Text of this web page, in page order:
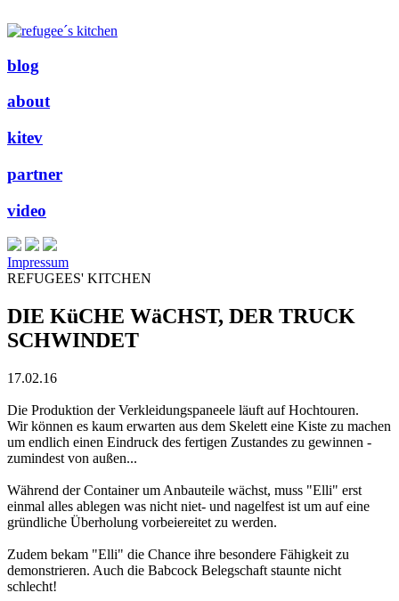
blog
about
kitev
partner
video
Impressum
REFUGEES' KITCHEN
DIE KüCHE WäCHST, DER TRUCK
SCHWINDET
17.02.16
Die Produktion der Verkleidungspaneele läuft auf Hochtouren.
Wir können es kaum erwarten aus dem Skelett eine Kiste zu machen
um endlich einen Eindruck des fertigen Zustandes zu gewinnen -
zumindest von außen...
Während der Container um Anbauteile wächst, muss "Elli" erst
einmal alles ablegen was nicht niet- und nagelfest ist um auf eine
gründliche Überholung vorbeiereitet zu werden.
Zudem bekam "Elli" die Chance ihre besondere Fähigkeit zu
demonstrieren. Auch die Babcock Belegschaft staunte nicht
schlecht!